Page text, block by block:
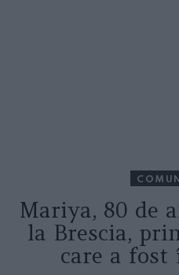
Mariya, 80 de
la Brescia,
care a